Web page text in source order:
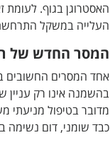
האסטרוגן בגוף.
העלייה במשקל התרחשה לפני גיל 45, במיוחד
המסר החדש של
אחד המסרים החשובים
בהשמנה אינו רק עניין
מדובר בטיפול מניעתי
כבד שומני, דום נשימה